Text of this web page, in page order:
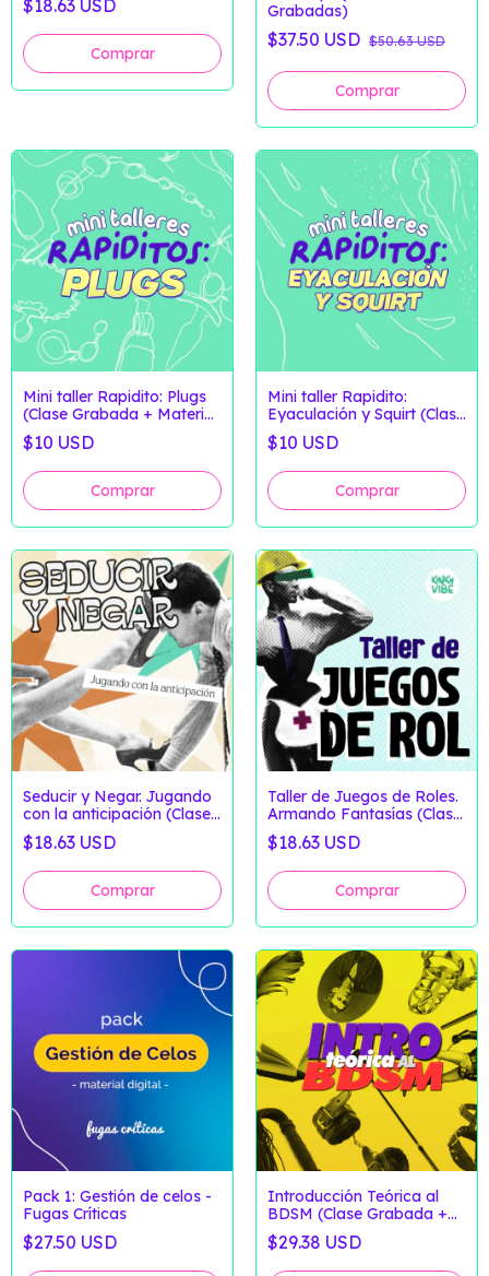
Extra)
$18.63 USD
Grabadas)
$37.50 USD $50.63 USD
Mini taller Rapidito: Plugs
(Clase Grabada + Material
Extra)
$10 USD
Mini taller Rapidito:
Eyaculación y Squirt (Clase
Grabada + Material
Extra))
$10 USD
Seducir y Negar. Jugando
con la anticipación (Clase
Grabada)
$18.63 USD
Taller de Juegos de Roles.
Armando Fantasías (Clase
Grabada)
$18.63 USD
Pack 1: Gestión de celos -
Fugas Críticas
$27.50 USD
Introducción Teórica al
BDSM (Clase Grabada +
Material Extra)
$29.38 USD